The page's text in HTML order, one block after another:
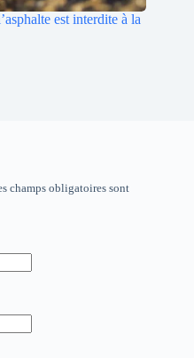
est interdite à la
champs obligatoires sont